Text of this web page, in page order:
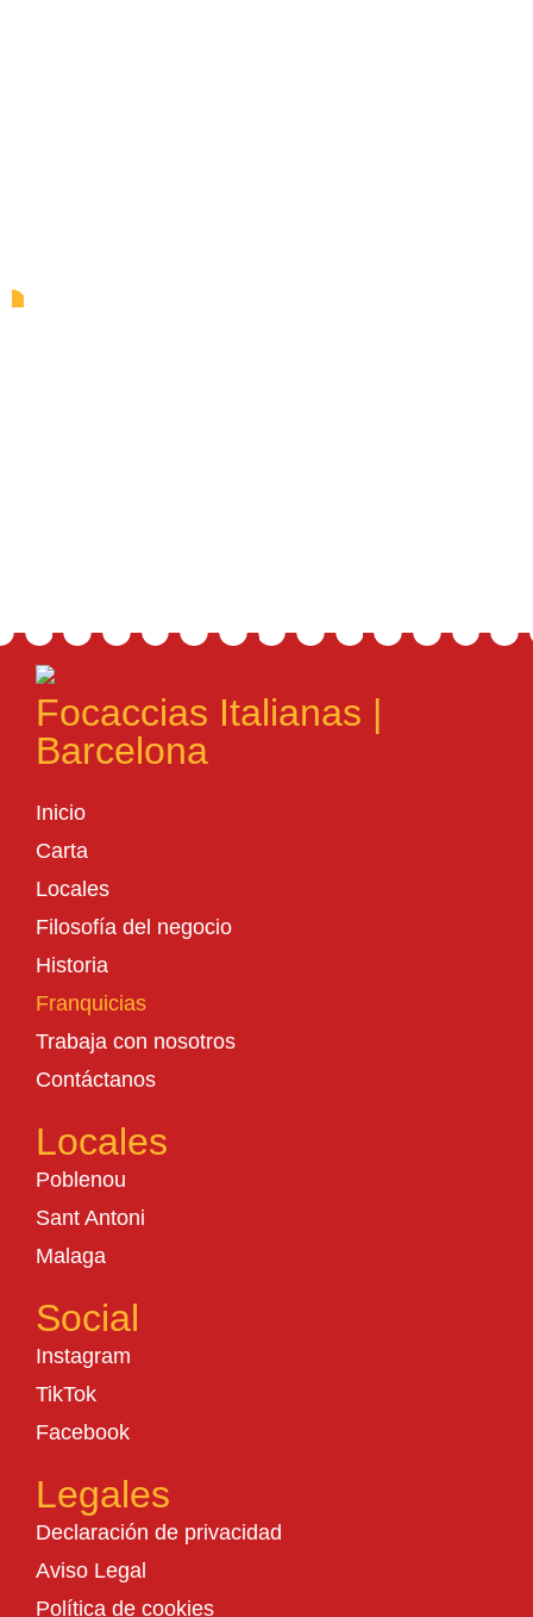
Focaccias Italianas |
Barcelona
Inicio
Carta
Locales
Filosofía del negocio
Historia
Franquicias
Trabaja con nosotros
Contáctanos
Locales
Poblenou
Sant Antoni
Malaga
Social
Instagram
TikTok
Facebook
Legales
Declaración de privacidad
Aviso Legal
Política de cookies